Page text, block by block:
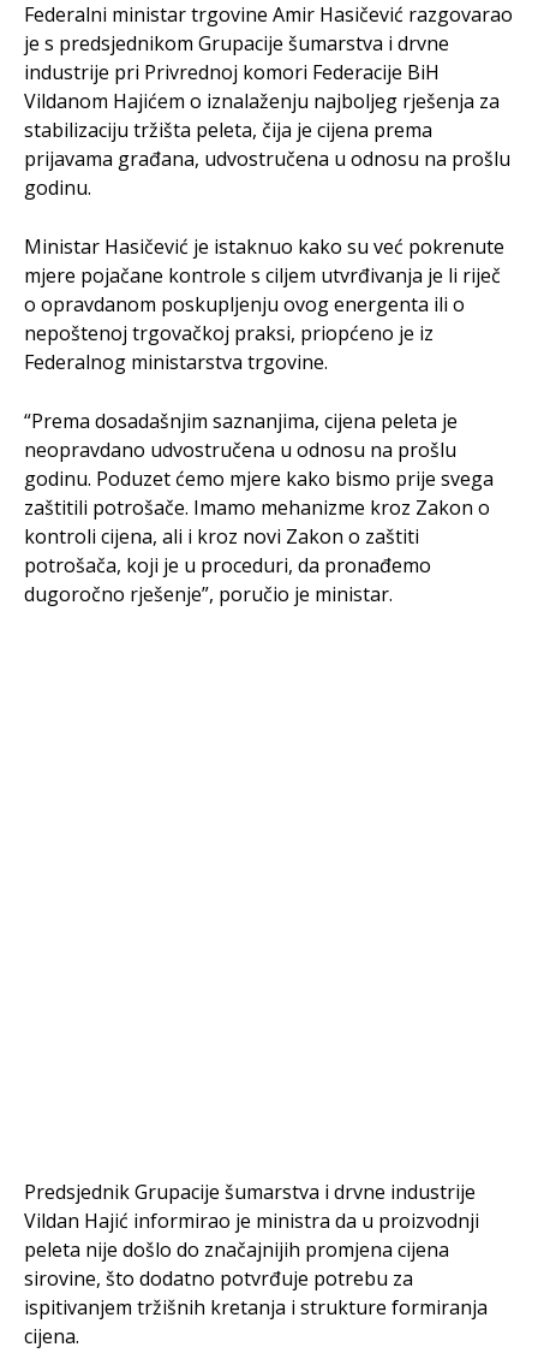
Federalni ministar trgovine Amir Hasičević razgovarao
je s predsjednikom Grupacije šumarstva i drvne
industrije pri Privrednoj komori Federacije BiH
Vildanom Hajićem o iznalaženju najboljeg rješenja za
stabilizaciju tržišta peleta, čija je cijena prema
prijavama građana, udvostručena u odnosu na prošlu
godinu.
Ministar Hasičević je istaknuo kako su već pokrenute
mjere pojačane kontrole s ciljem utvrđivanja je li riječ
o opravdanom poskupljenju ovog energenta ili o
nepoštenoj trgovačkoj praksi, priopćeno je iz
Federalnog ministarstva trgovine.
“Prema dosadašnjim saznanjima, cijena peleta je
neopravdano udvostručena u odnosu na prošlu
godinu. Poduzet ćemo mjere kako bismo prije svega
zaštitili potrošače. Imamo mehanizme kroz Zakon o
kontroli cijena, ali i kroz novi Zakon o zaštiti
potrošača, koji je u proceduri, da pronađemo
dugoročno rješenje”, poručio je ministar.
Predsjednik Grupacije šumarstva i drvne industrije
Vildan Hajić informirao je ministra da u proizvodnji
peleta nije došlo do značajnijih promjena cijena
sirovine, što dodatno potvrđuje potrebu za
ispitivanjem tržišnih kretanja i strukture formiranja
cijena.